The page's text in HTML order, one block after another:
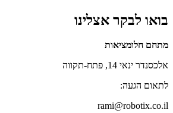
בואו לבקר אצלינו
מתחם חלומציאות
אלכסנדר ינאי 14, פתח-תקווה
לתאום הגעה:
rami@robotix.co.il